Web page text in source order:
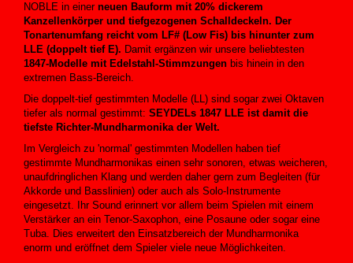
NOBLE in einer neuen Bauform mit 20% dickerem
Kanzellenkörper und tiefgezogenen Schalldeckeln. Der
Tonartenumfang reicht vom LF# (Low Fis) bis hinunter zum
LLE (doppelt tief E). Damit ergänzen wir unsere beliebtesten
1847-Modelle mit Edelstahl-Stimmzungen bis hinein in den
extremen Bass-Bereich.
Die doppelt-tief gestimmten Modelle (LL) sind sogar zwei Oktaven
tiefer als normal gestimmt: SEYDELs 1847 LLE ist damit die
tiefste Richter-Mundharmonika der Welt.
Im Vergleich zu 'normal' gestimmten Modellen haben tief
gestimmte Mundharmonikas einen sehr sonoren, etwas weicheren,
unaufdringlichen Klang und werden daher gern zum Begleiten (für
Akkorde und Basslinien) oder auch als Solo-Instrumente
eingesetzt. Ihr Sound erinnert vor allem beim Spielen mit einem
Verstärker an ein Tenor-Saxophon, eine Posaune oder sogar eine
Tuba. Dies erweitert den Einsatzbereich der Mundharmonika
enorm und eröffnet dem Spieler viele neue Möglichkeiten.